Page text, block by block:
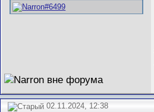
02.11.2024, 12:38